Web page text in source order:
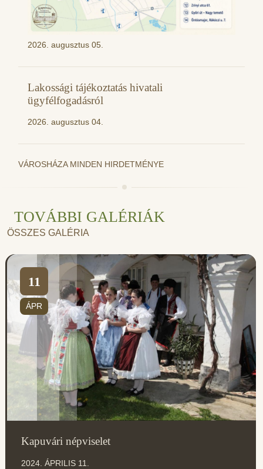
2026. augusztus 05.
Lakossági tájékoztatás hivatali
ügyfélfogadásról
2026. augusztus 04.
VÁROSHÁZA MINDEN HIRDETMÉNYE
TOVÁBBI GALÉRIÁK
ÖSSZES GALÉRIA
11
ÁPR
Kapuvári népviselet
2024. ÁPRILIS 11.